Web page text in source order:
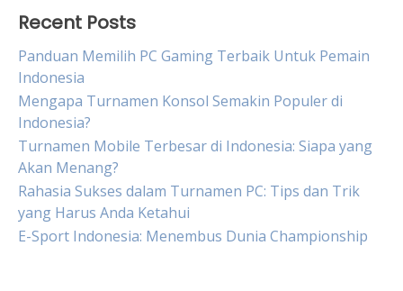
Recent Posts
Panduan Memilih PC Gaming Terbaik Untuk Pemain
Indonesia
Mengapa Turnamen Konsol Semakin Populer di
Indonesia?
Turnamen Mobile Terbesar di Indonesia: Siapa yang
Akan Menang?
Rahasia Sukses dalam Turnamen PC: Tips dan Trik
yang Harus Anda Ketahui
E-Sport Indonesia: Menembus Dunia Championship